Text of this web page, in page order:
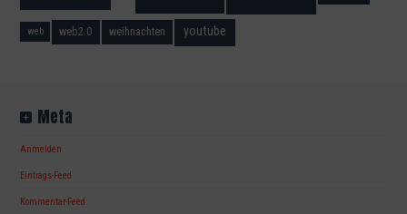
web web2.0 weihnachten youtube
Meta
Anmelden
Eintrags-Feed
Kommentar-Feed